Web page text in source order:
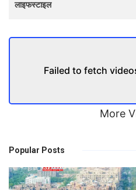
लाइफस्टाइल
Failed to fetch
More
Popular Posts